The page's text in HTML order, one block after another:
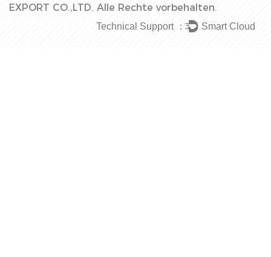
EXPORT CO.,LTD. Alle Rechte vorbehalten.
Technical Support ： Smart Cloud